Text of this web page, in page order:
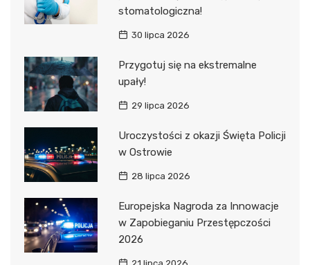
stomatologiczna!
30 lipca 2026
Przygotuj się na ekstremalne
upały!
29 lipca 2026
Uroczystości z okazji Święta Policji
w Ostrowie
28 lipca 2026
Europejska Nagroda za Innowacje
w Zapobieganiu Przestępczości
2026